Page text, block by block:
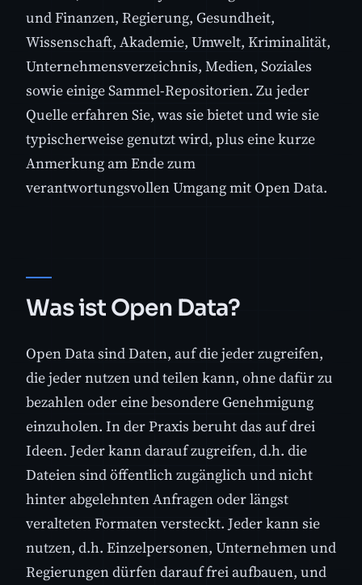
und Finanzen, Regierung, Gesundheit,
Wissenschaft, Akademie, Umwelt, Kriminalität,
Unternehmensverzeichnis, Medien, Soziales
sowie einige Sammel-Repositorien. Zu jeder
Quelle erfahren Sie, was sie bietet und wie sie
typischerweise genutzt wird, plus eine kurze
Anmerkung am Ende zum
verantwortungsvollen Umgang mit Open Data.
Was ist Open Data?
Open Data sind Daten, auf die jeder zugreifen,
die jeder nutzen und teilen kann, ohne dafür zu
bezahlen oder eine besondere Genehmigung
einzuholen. In der Praxis beruht das auf drei
Ideen. Jeder kann darauf zugreifen, d.h. die
Dateien sind öffentlich zugänglich und nicht
hinter abgelehnten Anfragen oder längst
veralteten Formaten versteckt. Jeder kann sie
nutzen, d.h. Einzelpersonen, Unternehmen und
Regierungen dürfen darauf frei aufbauen, und